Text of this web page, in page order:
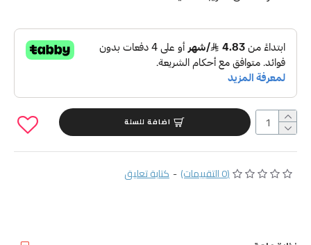
(0 التقييمات) - كتابة تعليق
اضافة للسلة